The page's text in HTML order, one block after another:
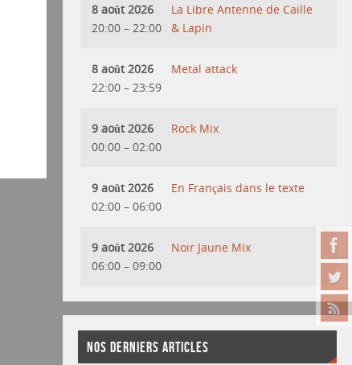
8 août 2026
20:00 – 22:00
La Libre Antenne de Caille
& Lapin
8 août 2026
22:00 – 23:59
Metal attack
9 août 2026
00:00 – 02:00
Rock Mix
9 août 2026
02:00 – 06:00
En Français dans le texte
9 août 2026
06:00 – 09:00
Noir Jaune Mix
NOS DERNIERS ARTICLES